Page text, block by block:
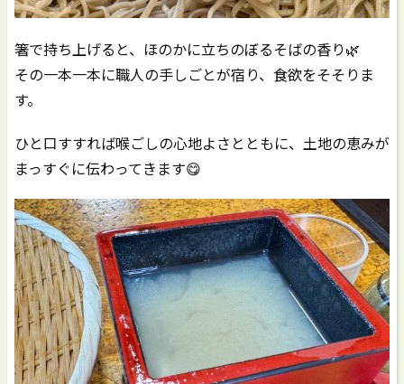
箸で持ち上げると、ほのかに立ちのぼるそばの香り🌿
その一本一本に職人の手しごとが宿り、食欲をそそりま
す。
ひと口すすれば喉ごしの心地よさとともに、土地の恵みが
まっすぐに伝わってきます😋